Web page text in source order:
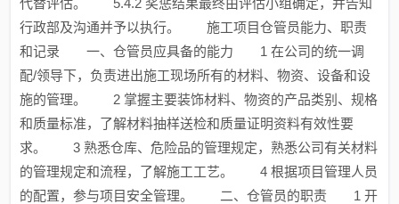
代替评估。 5.4.2 奖惩结果最终由评估小组确定，并告知
行政部及沟通并予以执行。 施工项目仓管员能力、职责
和记录 一、仓管员应具备的能力 1 在公司的统一调
配/领导下，负责进出施工现场所有的材料、物资、设备和设
施的管理。 2 掌握主要装饰材料、物资的产品类别、规格
和质量标准，了解材料抽样送检和质量证明资料有效性要
求。 3 熟悉仓库、危险品的管理规定，熟悉公司有关材料
的管理规定和流程，了解施工工艺。 4 根据项目管理人员
的配置，参与项目安全管理。 二、仓管员的职责 1 开